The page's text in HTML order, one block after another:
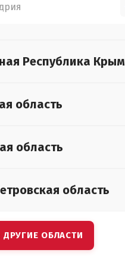
Республика Крым
область
область
область
ДРУГИЕ ОБЛАСТИ